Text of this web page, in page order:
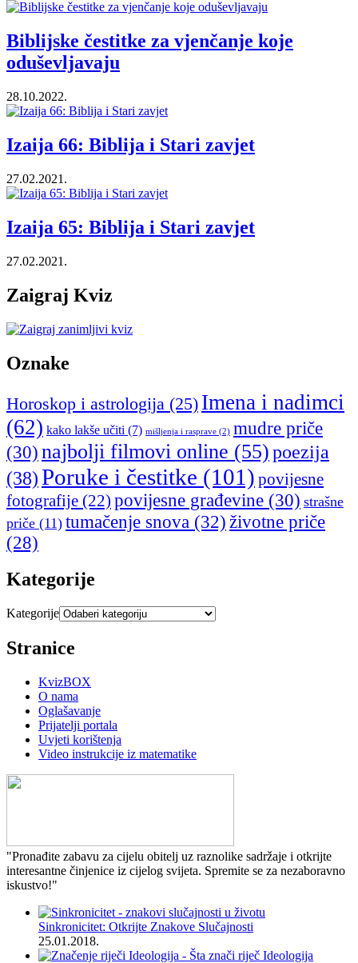
Biblijske čestitke za vjenčanje koje
oduševljavaju
28.10.2022.
Izaija 66: Biblija i Stari zavjet
27.02.2021.
Izaija 65: Biblija i Stari zavjet
27.02.2021.
Zaigraj Kviz
Oznake
Horoskop i astrologija (25) Imena i nadimci
(62) kako lakše učiti (7) mišljenja i rasprave (2) mudre priče
(30) najbolji filmovi online (55)poezija
(38)Poruke i čestitke (101) povijesne
fotografije (22) povijesne građevine (30) strašne
priče (11) tumačenje snova (32) životne priče
(28)
Kategorije
Kategorije
Stranice
KvizBOX
O nama
Oglašavanje
Prijatelji portala
Uvjeti korištenja
Video instrukcije iz matematike
"Pronađite zabavu za cijelu obitelj uz raznolike sadržaje i otkrijte
interesantne činjenice iz cijelog svijeta. Spremite se za nezaboravno
iskustvo!"
Sinkronicitet: Otkrijte Znakove Slučajnosti
25.01.2018.